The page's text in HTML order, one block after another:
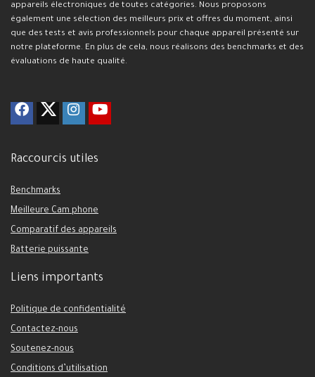
appareils électroniques de toutes catégories. Nous proposons
également une sélection des meilleurs prix et offres du moment, ainsi
que des tests et avis professionnels pour chaque appareil présenté sur
notre plateforme. En plus de cela, nous réalisons des benchmarks et des
évaluations de haute qualité.
Raccourcis utiles
Benchmarks
Meilleure Cam phone
Comparatif des appareils
Batterie puissante
Liens importants
Politique de confidentialité
Contactez-nous
Soutenez-nous
Conditions d’utilisation